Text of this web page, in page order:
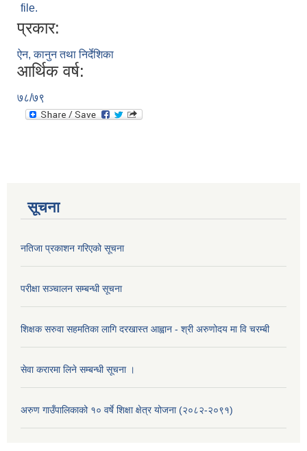
file.
प्रकार:
ऐन, कानुन तथा निर्देशिका
आर्थिक वर्ष:
७८/७९
सूचना
नतिजा प्रकाशन गरिएको सूचना
परीक्षा सञ्चालन सम्बन्धी सूचना
शिक्षक सरुवा सहमतिका लागि दरखास्त आह्वान - श्री अरुणोदय मा वि चरम्बी
सेवा करारमा लिने सम्बन्धी सूचना ।
अरुण गाउँपालिकाको १० वर्षे शिक्षा क्षेत्र योजना (२०८२-२०९१)